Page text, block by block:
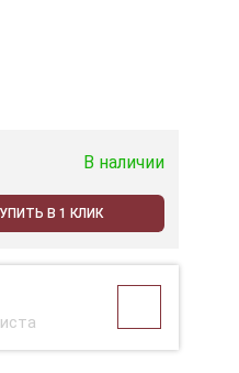
В наличии
В 1 КЛИК